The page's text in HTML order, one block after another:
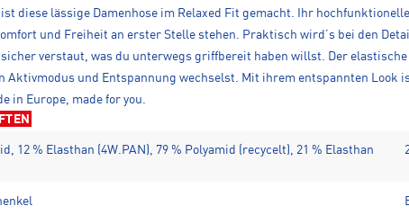
ist diese lässige Damenhose im Relaxed Fit gemacht. Ihr
und Freiheit an erster Stelle stehen. Praktisch wird’s bei den
verstaut, was du unterwegs griffbereit haben willst. Der
Aktivmodus und Entspannung wechselst. Mit ihrem entspannten
in Europe, made for you.
12 % Elasthan (4W.PAN), 79 % Polyamid (recycelt), 21 % Elasthan